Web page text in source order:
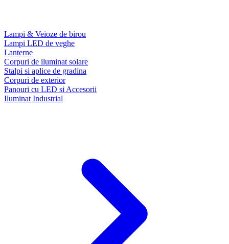
Lampi & Veioze de birou
Lampi LED de veghe
Lanterne
Corpuri de iluminat solare
Stalpi si aplice de gradina
Corpuri de exterior
Panouri cu LED si Accesorii
Iluminat Industrial